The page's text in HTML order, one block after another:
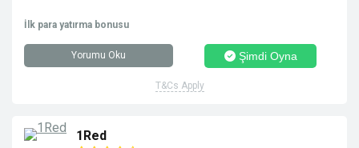
İlk para yatırma bonusu
Yorumu Oku Şimdi Oyna
T&Cs Apply
1Red